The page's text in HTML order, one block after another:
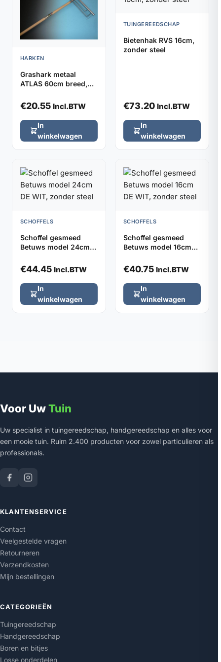
HARKEN
Grashark metaal
ATLAS 60cm breed,
steel)
€20.55 Incl.BTW
In
winkelwagen
TUINGEREEDSCHAP
Bietenhak RVS 16cm,
zonder steel
€73.20 Incl.BTW
In
winkelwagen
SCHOFFELS
Schoffel gesmeed
Betuws model 24cm
€44.45 Incl.BTW
In
winkelwagen
SCHOFFELS
Schoffel gesmeed
Betuws model 16cm
€40.75 Incl.BTW
In
winkelwagen
Voor UwTuin
Uw specialist in tuingereedschap, handgereedschap en alles voor
een mooie tuin. Ruim 2.400 producten voor zowel particulieren als
professionals.
KLANTENSERVICE
Contact
Veelgestelde vragen
Retourneren
Verzendkosten
Mijn bestellingen
CATEGORIEËN
Tuingereedschap
Handgereedschap
Boren en bitjes
Losse onderdelen